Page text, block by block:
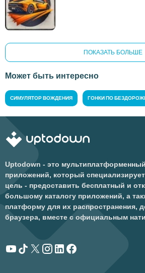
ПОКАЗАТЬ БОЛЬШЕ
Может быть интересно
СИМУЛЯТОР ВОЖДЕНИЯ ГОНКИ ПО
Uptodown - это
приложений, который
цель - предоставить бесплатный и
большому каталогу приложений, а
платформу для их распространения,
браузера, вместе с официальным